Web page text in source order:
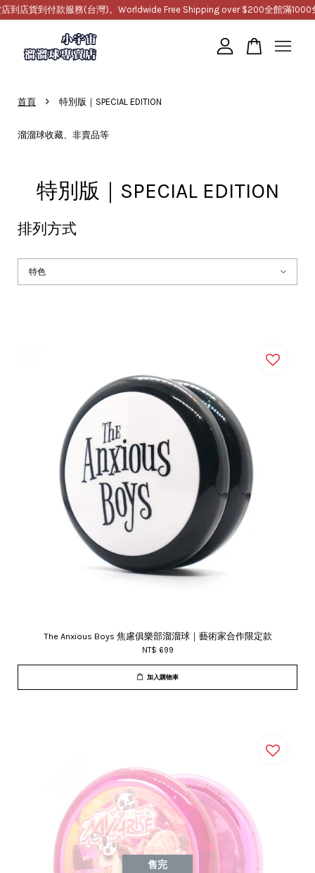
貨到付款服務(台灣)。Worldwide Free Shipping over $200 全館滿1000免運
首頁 › 特別版｜SPECIAL EDITION
溜溜球收藏、非賣品等
特別版｜SPECIAL EDITION
排列方式
The Anxious Boys 焦慮俱樂部溜溜球｜藝術家合作限定款
NT$ 699
加入購物車
售完